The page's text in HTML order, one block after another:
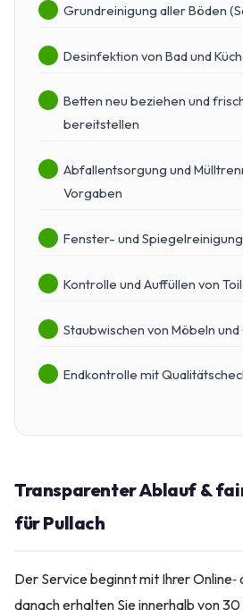
Grundreinigung aller Böden
Desinfektion von Bad und
Betten neu beziehen und
bereitstellen
Abfallentsorgung und
Vorgaben
Fenster- und
Kontrolle und Auffüllen von
Staubwischen von Möbeln
Endkontrolle mit
Transparenter Ablauf &
für Pullach
Der Service beginnt mit Ihrer
danach erhalten Sie innerhalb von 30